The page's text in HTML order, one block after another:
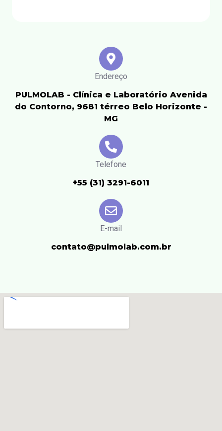
Endereço
PULMOLAB - Clínica e Laboratório Avenida
do Contorno, 9681 térreo Belo Horizonte -
MG
Telefone
+55 (31) 3291-6011
E-mail
contato@pulmolab.com.br